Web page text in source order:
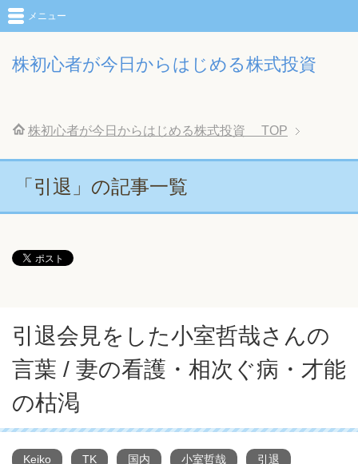
株初心者が今日からはじめる株式投資
メニュー
株初心者が今日からはじめる株式投資 TOP
「引退」の記事一覧
引退会見をした小室哲哉さんの
言葉 / 妻の看護・相次ぐ病・才能
の枯渇
Keiko TK 国内 小室哲哉 引退